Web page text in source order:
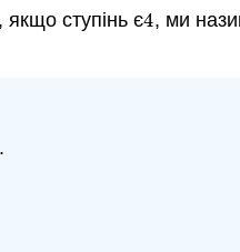
ступінь є4
4, ми
.